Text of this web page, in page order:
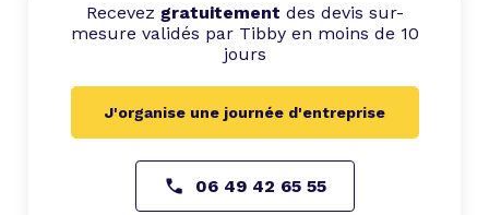
Recevez gratuitement des devis sur-
mesure validés par Tibby en moins de 10
jours
J'organise une journée d'entreprise
06 49 42 65 55